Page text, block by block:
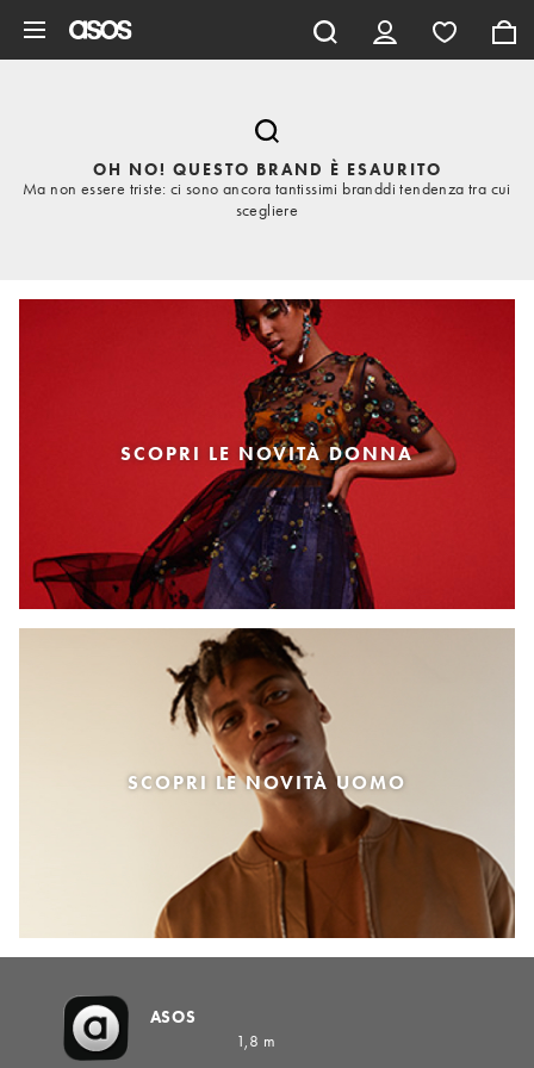
OH NO! QUESTO BRAND È ESAURITO
Ma non essere triste: ci sono ancora tantissimi branddi tendenza tra cui
scegliere
SCOPRI LE NOVITÀ DONNA
SCOPRI LE NOVITÀ UOMO
ASOS
1,8 m